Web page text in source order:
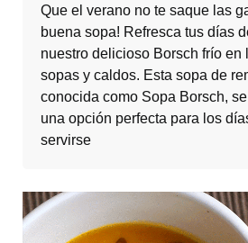
Que el verano no te saque las
buena sopa! Refresca tus días
nuestro delicioso Borsch frío en
sopas y caldos. Esta sopa de
conocida como Sopa Borsch,
una opción perfecta para los
servirse